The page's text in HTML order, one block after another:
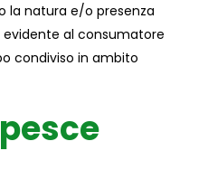
la natura e/o presenza
evidente al consumatore
condiviso in ambito